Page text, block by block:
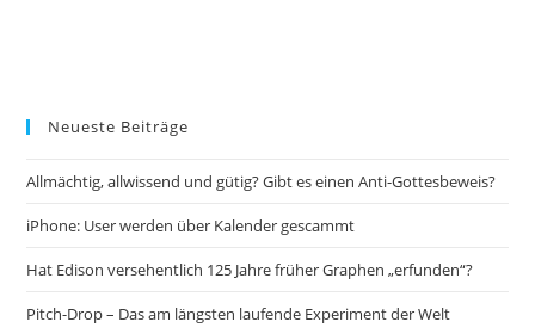
Neueste Beiträge
Allmächtig, allwissend und gütig? Gibt es einen Anti-Gottesbeweis?
iPhone: User werden über Kalender gescammt
Hat Edison versehentlich 125 Jahre früher Graphen „erfunden“?
Pitch-Drop – Das am längsten laufende Experiment der Welt